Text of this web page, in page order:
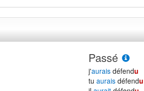
Passé
j'aurais défendu
tuaurais défendu